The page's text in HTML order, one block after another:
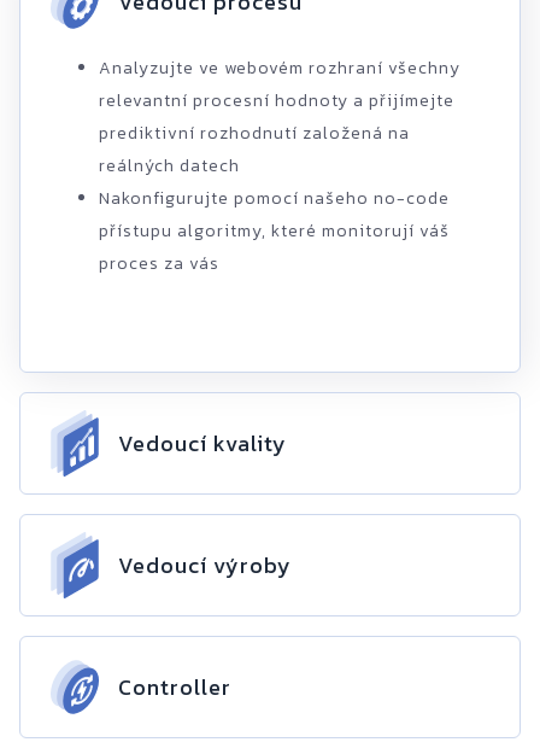
Analyzujte ve webovém rozhraní všechny
relevantní procesní hodnoty a přijímejte
prediktivní rozhodnutí založená na
reálných datech
Nakonfigurujte pomocí našeho no-code
přístupu algoritmy, které monitorují váš
proces za vás
Vedoucí kvality
Vedoucí výroby
Controller